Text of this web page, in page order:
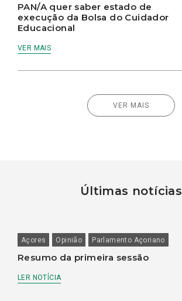
PAN/A quer saber estado de
execução da Bolsa do Cuidador
Educacional
VER MAIS
VER MAIS
Últimas notícias
Açores Opinião Parlamento Açoriano
Resumo da primeira sessão
LER NOTÍCIA